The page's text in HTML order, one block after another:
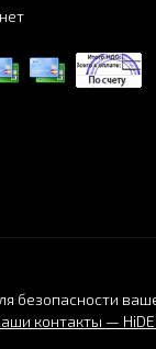
безопасности
контакты —